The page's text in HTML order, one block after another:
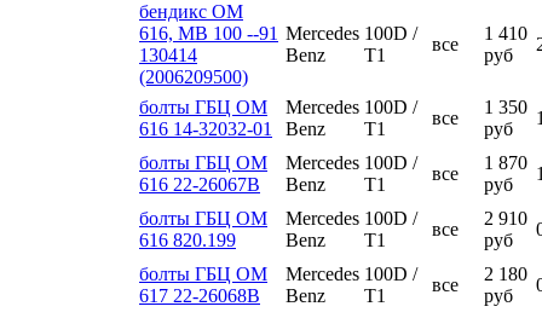
бендикс ОМ
616, МВ 100 --91
130414
(2006209500)
Mercedes
Benz
100D /
T1
все
1 410
руб
болты ГБЦ ОМ
616 14-32032-01
Mercedes
Benz
100D /
T1
все
1 350
руб
болты ГБЦ ОМ
616 22-26067В
Mercedes
Benz
100D /
T1
все
1 870
руб
болты ГБЦ ОМ
616 820.199
Mercedes
Benz
100D /
T1
все
2 910
руб
болты ГБЦ ОМ
617 22-26068В
Mercedes
Benz
100D /
T1
все
2 180
руб